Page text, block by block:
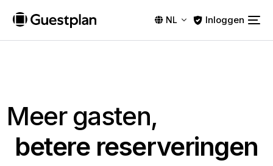
NL Inloggen
Meer gasten,
betere reserveringen